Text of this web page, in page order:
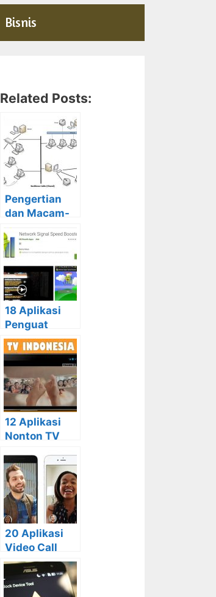
Bisnis
Related Posts:
Pengertian
dan Macam-
Macam dari
Topologi
Jaringan
beserta
Gambarnya
18 Aplikasi
Penguat
Sinyal Terbaik
untuk
Menguatkan
Jaringan
Seluler dan
WiFi
12 Aplikasi
Nonton TV
Wajib Anda
Punya
20 Aplikasi
Video Call
Dengan
Kualitas
Gambar